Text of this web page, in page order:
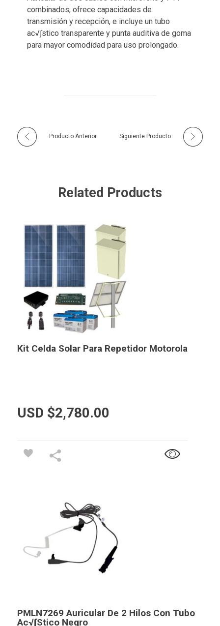
combinados; ofrece capacidades de
transmisión y recepción, e incluye un tubo
ac√∫stico transparente y punta auditiva de goma
para mayor comodidad para uso prolongado.
Producto Anterior Siguiente Producto
Related Products
Kit Celda Solar Para Repetidor Motorola
USD $2,780.00
PMLN7269 Auricular De 2 Hilos Con Tubo
Ac√∫stico Negro